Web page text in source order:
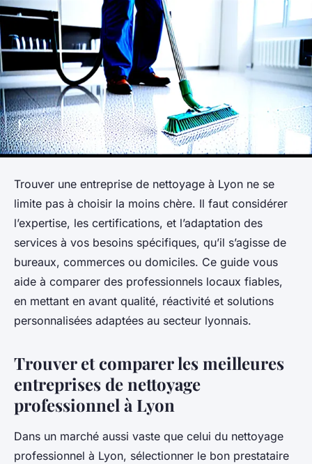
Trouver une entreprise de nettoyage à Lyon ne se
limite pas à choisir la moins chère. Il faut considérer
l’expertise, les certifications, et l’adaptation des
services à vos besoins spécifiques, qu’il s’agisse de
bureaux, commerces ou domiciles. Ce guide vous
aide à comparer des professionnels locaux fiables,
en mettant en avant qualité, réactivité et solutions
personnalisées adaptées au secteur lyonnais.
Trouver et comparer les meilleures
entreprises de nettoyage
professionnel à Lyon
Dans un marché aussi vaste que celui du nettoyage
professionnel à Lyon, sélectionner le bon prestataire